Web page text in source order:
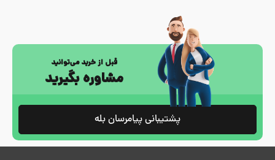
قبل از خرید می‌توانید
مشاوره بگیرید
پشتیبانی پیامرسان بله